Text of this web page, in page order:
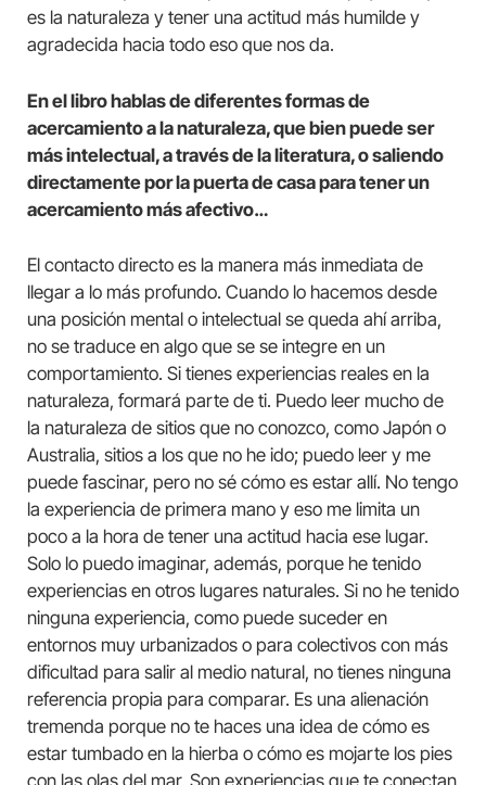
es la naturaleza y tener una actitud más humilde y
agradecida hacia todo eso que nos da.
En el libro hablas de diferentes formas de
acercamiento a la naturaleza, que bien puede ser
más intelectual, a través de la literatura, o saliendo
directamente por la puerta de casa para tener un
acercamiento más afectivo…
El contacto directo es la manera más inmediata de
llegar a lo más profundo. Cuando lo hacemos desde
una posición mental o intelectual se queda ahí arriba,
no se traduce en algo que se se integre en un
comportamiento. Si tienes experiencias reales en la
naturaleza, formará parte de ti. Puedo leer mucho de
la naturaleza de sitios que no conozco, como Japón o
Australia, sitios a los que no he ido; puedo leer y me
puede fascinar, pero no sé cómo es estar allí. No tengo
la experiencia de primera mano y eso me limita un
poco a la hora de tener una actitud hacia ese lugar.
Solo lo puedo imaginar, además, porque he tenido
experiencias en otros lugares naturales. Si no he tenido
ninguna experiencia, como puede suceder en
entornos muy urbanizados o para colectivos con más
dificultad para salir al medio natural, no tienes ninguna
referencia propia para comparar. Es una alienación
tremenda porque no te haces una idea de cómo es
estar tumbado en la hierba o cómo es mojarte los pies
con las olas del mar. Son experiencias que te conectan